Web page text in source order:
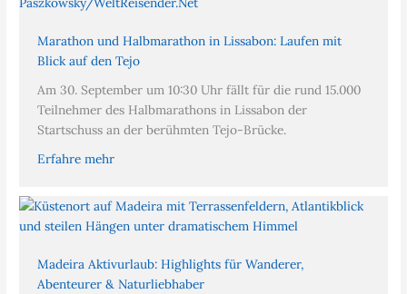
Marathon und Halbmarathon in Lissabon: Laufen mit
Blick auf den Tejo
Am 30. September um 10:30 Uhr fällt für die rund 15.000
Teilnehmer des Halbmarathons in Lissabon der
Startschuss an der berühmten Tejo-Brücke.
Erfahre mehr
Madeira Aktivurlaub: Highlights für Wanderer,
Abenteurer & Naturliebhaber